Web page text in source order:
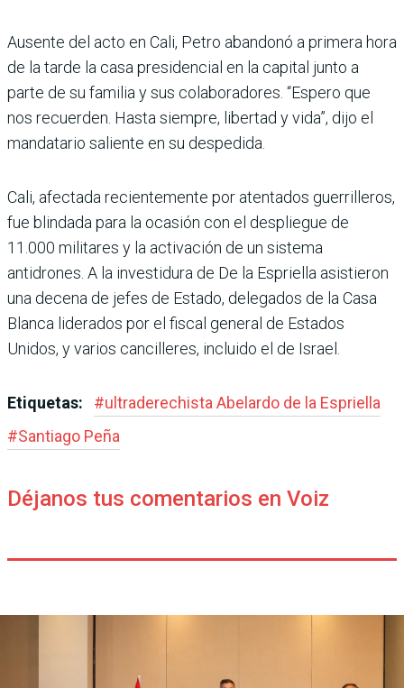
Ausente del acto en Cali, Petro abandonó a primera hora
de la tarde la casa pre­sidencial en la capital junto a
parte de su familia y sus cola­boradores. “Espero que
nos recuerden. Hasta siempre, libertad y vida”, dijo el
man­datario saliente en su despe­dida.
Cali, afectada recientemente por atentados guerrilleros,
fue blindada para la ocasión con el despliegue de
11.000 militares y la activación de un sistema
antidrones. A la investidura de De la Esprie­lla asistieron
una decena de jefes de Estado, delegados de la Casa
Blanca liderados por el fiscal general de Estados
Unidos, y varios cancilleres, incluido el de Israel.
Etiquetas: #ultraderechista Abe­lardo de la Espriella
#Santiago Peña
Déjanos tus comentarios en Voiz